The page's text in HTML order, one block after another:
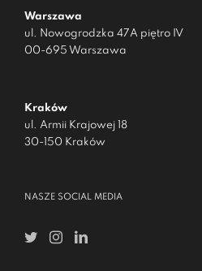
Warszawa
ul. Nowogrodzka 47A piętro IV
00-695 Warszawa
Kraków
ul. Armii Krajowej 18
30-150 Kraków
NASZE SOCIAL MEDIA